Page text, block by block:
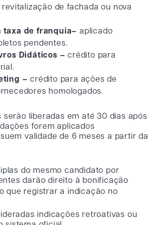
revitalização de fachada ou nova
taxa de franquia– aplicado
pendentes.
Didáticos –crédito para
–crédito para ações de
homologados.
serão liberadas em até 30 dias após
forem aplicados
validade de 6 meses a partir da
do mesmo candidato por
darão direito à bonificação
que registrar a indicação no
indicações retroativas ou